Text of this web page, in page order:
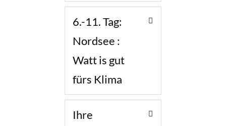
6.-11. Tag:
Nordsee :
Watt is gut
fürs Klima
Ihre